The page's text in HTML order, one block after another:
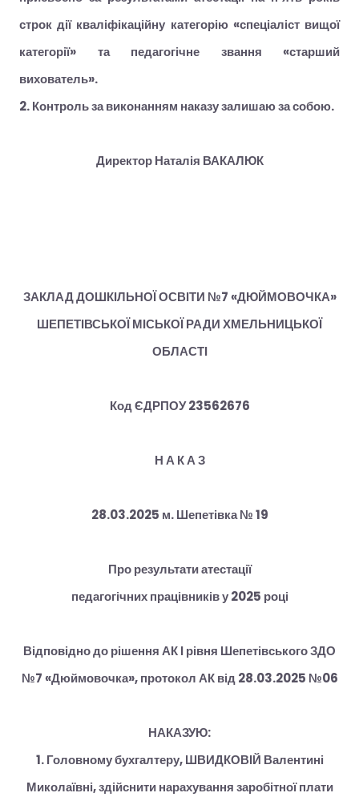
строк дії кваліфікаційну категорію «спеціаліст вищої
категорії» та педагогічне звання «старший
вихователь».
2. Контроль за виконанням наказу залишаю за собою.
Директор Наталія ВАКАЛЮК
ЗАКЛАД ДОШКІЛЬНОЇ ОСВІТИ №7 «ДЮЙМОВОЧКА»
ШЕПЕТІВСЬКОЇ МІСЬКОЇ РАДИ ХМЕЛЬНИЦЬКОЇ
ОБЛАСТІ
Код ЄДРПОУ 23562676
Н А К А З
28.03.2025 м. Шепетівка № 19
Про результати атестації
педагогічних працівників у 2025 році
Відповідно до рішення АК І рівня Шепетівського ЗДО
№7 «Дюймовочка», протокол АК від 28.03.2025 №06
НАКАЗУЮ:
1. Головному бухгалтеру, ШВИДКОВІЙ Валентині
Миколаївні, здійснити нарахування заробітної плати